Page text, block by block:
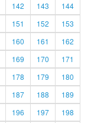
142 143
144
151 152
153
160 161
162
169 170
171
178 179
180
187 188
189
196 197
198